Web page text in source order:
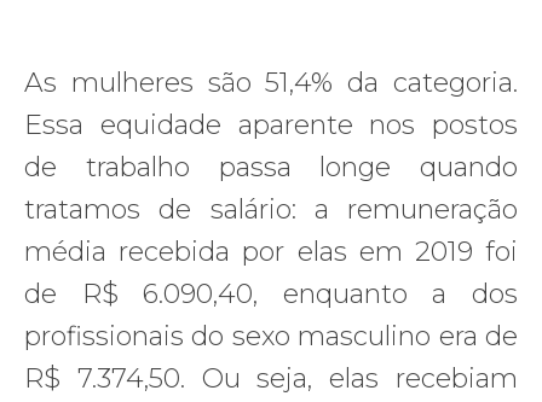
As mulheres são 51,4% da categoria.
Essa equidade aparente nos postos
de trabalho passa longe quando
tratamos de salário: a remuneração
média recebida por elas em 2019 foi
de R$ 6.090,40, enquanto a dos
profissionais do sexo masculino era de
R$ 7.374,50. Ou seja, elas recebiam